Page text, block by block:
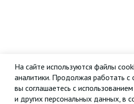
На сайте используются файлы
аналитики. Продолжая работать с
вы соглашаетесь с
и других персональных данных, в